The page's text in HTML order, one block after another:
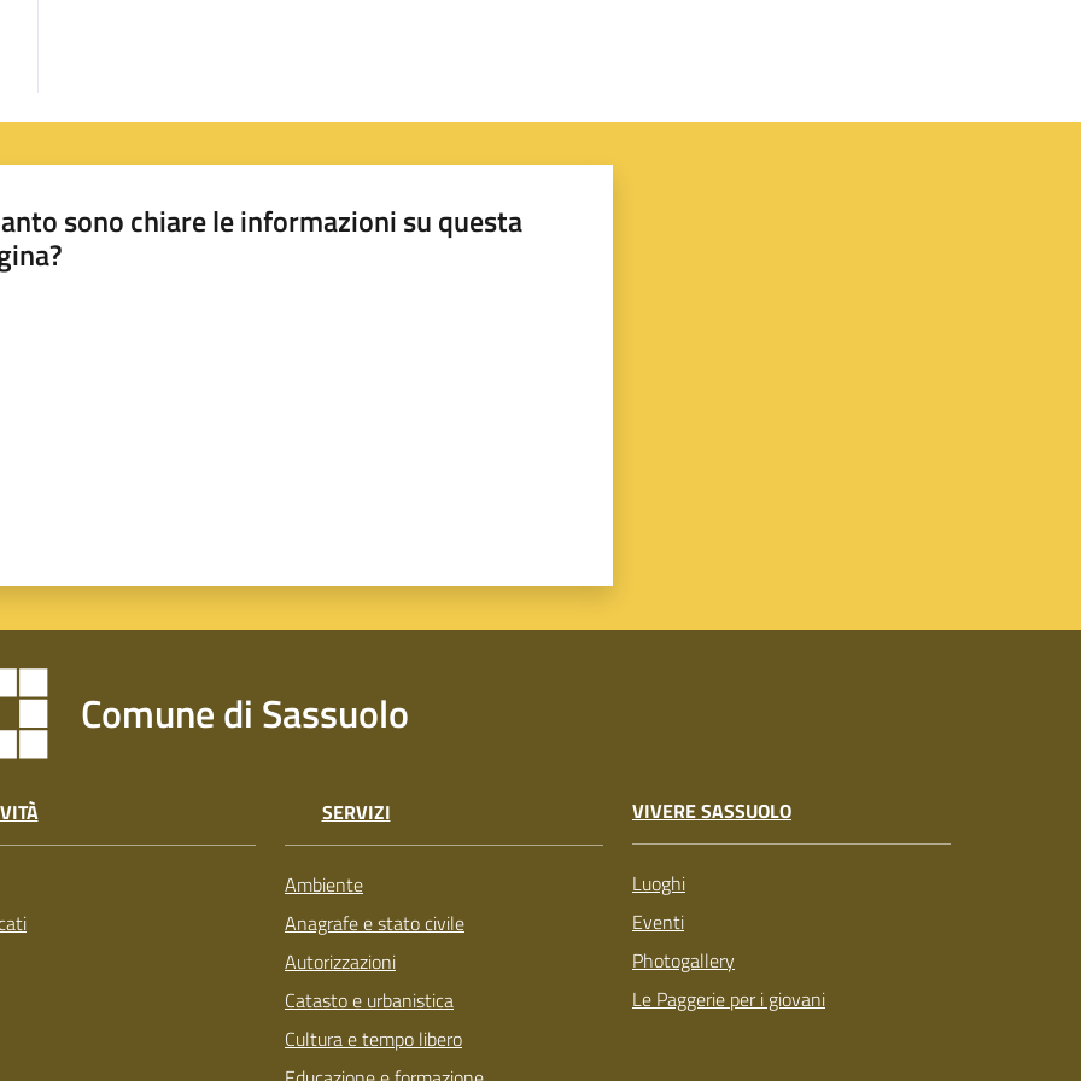
sono chiare le informazioni su questa
Comune di Sassuolo
SERVIZI
Ambiente
Anagrafe e stato civile
Autorizzazioni
Catasto e urbanistica
Cultura e tempo libero
VIVERE SASSUOLO
Luoghi
Eventi
Photogallery
Le Paggerie per i giovani